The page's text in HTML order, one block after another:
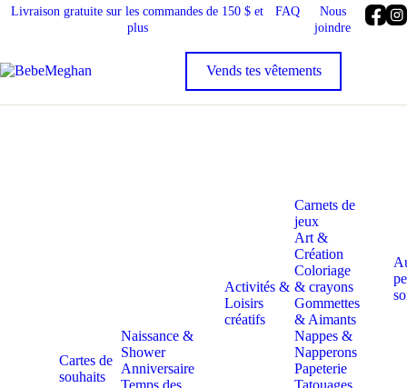
Livraison gratuite sur les commandes de 150 $ et
plus
FAQ
Nous
joindre
Cartes de
souhaits
Naissance &
Shower
Anniversaire
Activités &
Loisirs
créatifs
Carnets de
jeux
Art &
Création
Coloriage
& crayons
Gommettes
& Aimants
Nappes &
Napperons
Papeterie